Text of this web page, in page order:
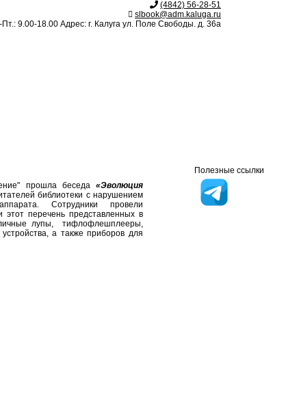
(4842) 56-28-51
slbook@adm.kaluga.ru
Пт.: 9.00-18.00 Адрес: г. Калуга ул. Поле Свободы. д. 36а
прошла беседа «Эволюция
библиотеки с нарушением
Сотрудники провели
этот перечень представленных в
лупы, тифлофлешплееры,
а также приборов для
Полезные ссылки